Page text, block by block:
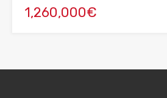
1,260,000€